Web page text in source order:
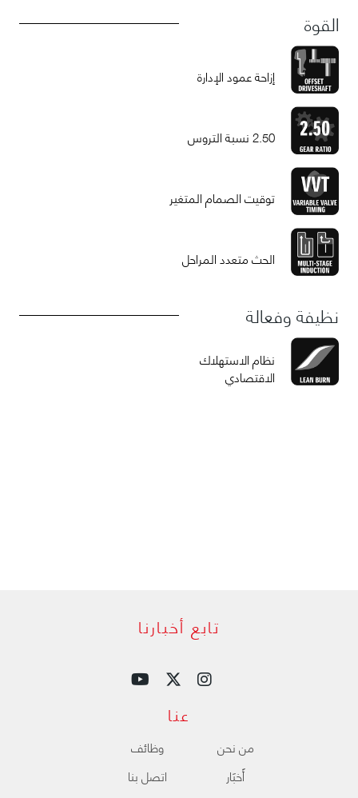
القوة
إزاحة عمود الإدارة
2.50 نسبة التروس
توقيت الصمام المتغير
الحث متعدد المراحل
نظيفة وفعالة
نظام الاستهلاك
الاقتصادي
تابع أخبارنا
عنا
من نحن
ﺃَﺧﺒَﺎﺭ
وظائف
اتصل بنا